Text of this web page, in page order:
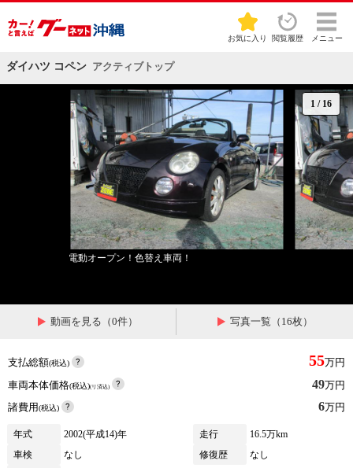
お気に入り 閲覧履歴 メニュー
ダイハツ コペン アクティブトップ
1 / 16
電動オープン！色替え車両！
動画を見る（0件） 写真一覧（16枚）
支払総額(税込) 55万円
車両本体価格(税込)(リ済込) 49万円
諸費用(税込) 6万円
年式 2002(平成14)年 走行
16.5万km
車検
なし 修復歴
なし